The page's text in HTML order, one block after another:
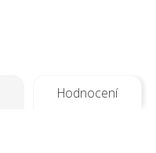
Hodnocení